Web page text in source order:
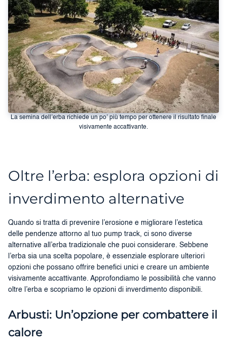
La semina dell’erba richiede un po’ più tempo per ottenere il risultato finale
visivamente accattivante.
Oltre l’erba: esplora opzioni di
inverdimento alternative
Quando si tratta di prevenire l’erosione e migliorare l’estetica
delle pendenze attorno al tuo pump track, ci sono diverse
alternative all’erba tradizionale che puoi considerare. Sebbene
l’erba sia una scelta popolare, è essenziale esplorare ulteriori
opzioni che possano offrire benefici unici e creare un ambiente
visivamente accattivante. Approfondiamo le possibilità che vanno
oltre l’erba e scopriamo le opzioni di inverdimento disponibili.
Arbusti: Un’opzione per combattere il
calore